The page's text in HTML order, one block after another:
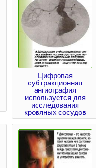
Цифровая
субтракционная
ангиография
используется для
исследования
кровяных сосудов